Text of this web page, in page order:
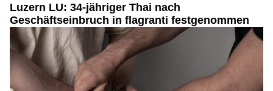
Luzern LU: 34-jähriger Thai nach
Geschäftseinbruch in flagranti festgenommen